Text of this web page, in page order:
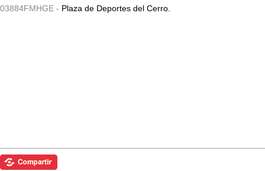
03884FMHGE - Plaza de Deportes del Cerro.